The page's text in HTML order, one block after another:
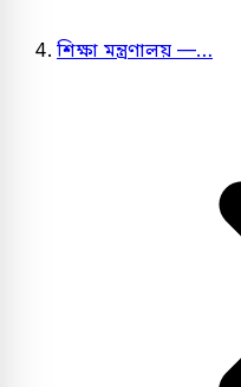
শিক্ষা মন্ত্রণালয় —…